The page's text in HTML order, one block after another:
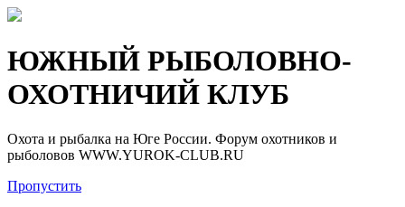
Регистрация
ЮЖНЫЙ РЫБОЛОВНО-
ОХОТНИЧИЙ КЛУБ
Охота и рыбалка на Юге России. Форум охотников и
рыболовов WWW.YUROK-CLUB.RU
Пропустить